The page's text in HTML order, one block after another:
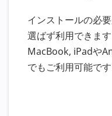
インストールの必
選ばず利用できま
MacBook, iPadや
でもご利用可能です